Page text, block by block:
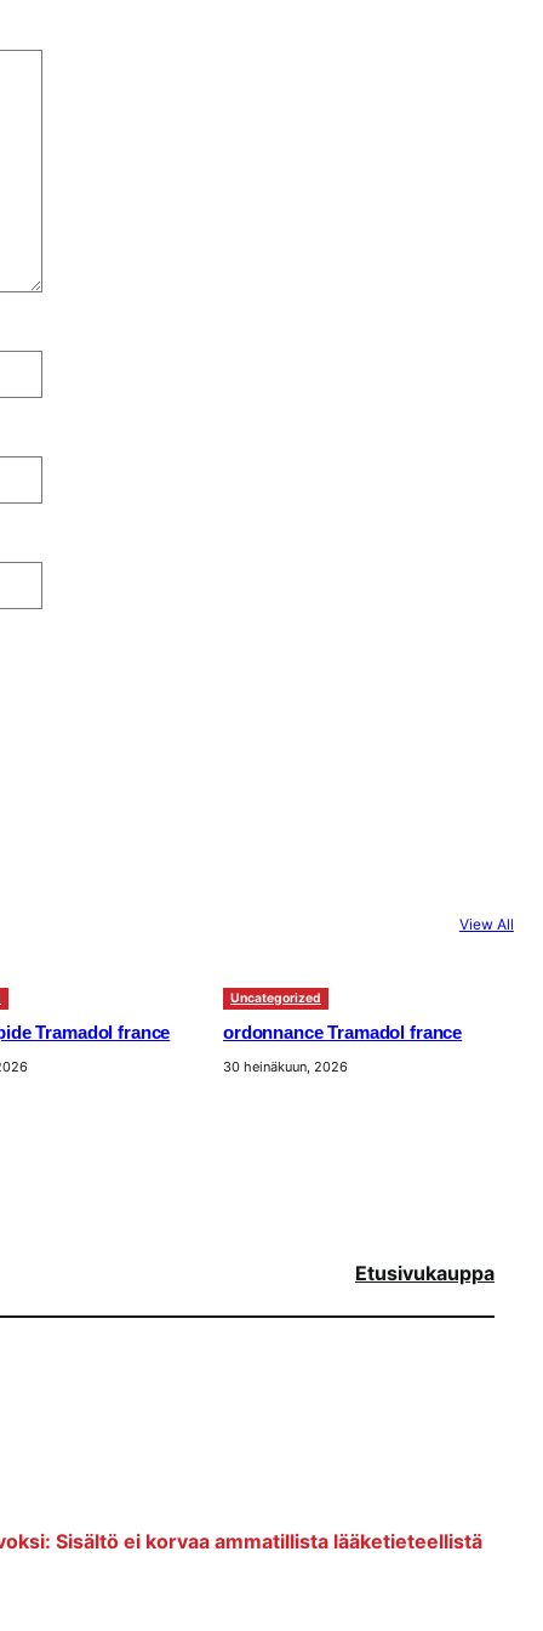
View All
Tramadol france
Uncategorized
ordonnance Tramadol france
30 heinäkuun, 2026
Etusivukauppa
Sisältö ei korvaa ammatillista lääketieteellistä